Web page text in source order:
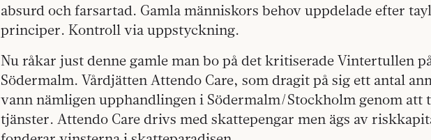
absurd och farsartad. Gamla människors behov uppdelade efter
principer. Kontroll via uppstyckning.
Nu råkar just denne gamle man bo på det kritiserade Vintertullen
Södermalm. Vårdjätten Attendo Care, som dragit på sig ett antal
vann nämligen upphandlingen i Södermalm/Stockholm genom att
tjänster. Attendo Care drivs med skattepengar men ägs av